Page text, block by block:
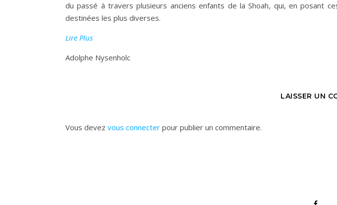
du passé à travers plusieurs anciens enfants de la Shoah, qui, en posant
destinées les plus diverses.
Lire Plus
Adolphe Nysenholc
LAISSER UN
Vous devez vous connecter pour publier un commentaire.